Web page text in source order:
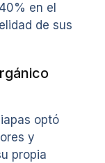
en el
de sus
optó
y
propia